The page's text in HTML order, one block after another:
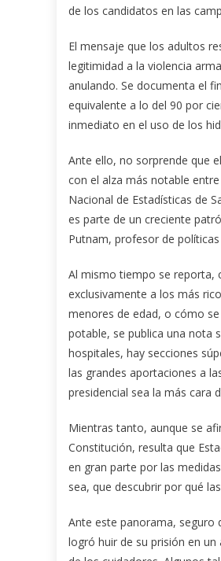
de los candidatos en las
El mensaje que los adultos
legitimidad a la violencia
anulando. Se documenta el
equivalente a lo del 90 por
inmediato en el uso de los
Ante ello, no sorprende que
con el alza más notable
Nacional de Estadísticas de
es parte de un creciente
Putnam, profesor de
Al mismo tiempo se reporta,
exclusivamente a los más
menores de edad, o cómo
potable, se publica una nota
hospitales, hay secciones
las grandes aportaciones a
presidencial sea la más cara
Mientras tanto, aunque se
Constitución, resulta que
en gran parte por las
sea, que descubrir por qué
Ante este panorama, seguro
logró huir de su prisión en